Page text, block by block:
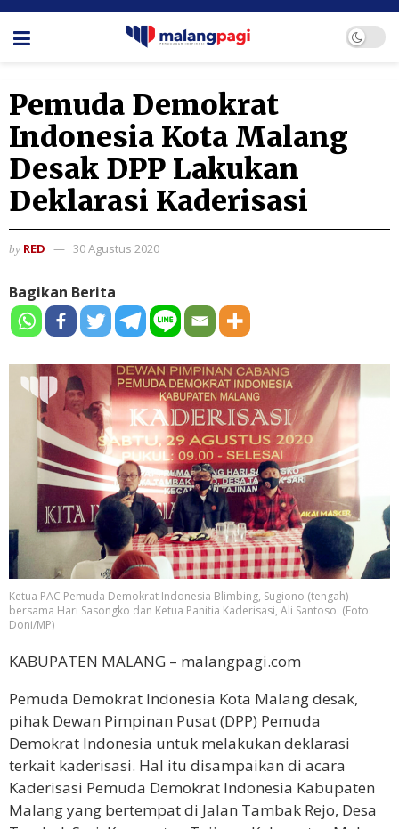
Pemuda Demokrat
Indonesia Kota Malang
Desak DPP Lakukan
Deklarasi Kaderisasi
by RED 30 Agustus 2020
Bagikan Berita
Ketua PAC Pemuda Demokrat Indonesia Blimbing, Sugiono (tengah)
bersama Hari Sasongko dan Ketua Panitia Kaderisasi, Ali Santoso. (Foto:
Doni/MP)
KABUPATEN MALANG – malangpagi.com
Pemuda Demokrat Indonesia Kota Malang desak,
pihak Dewan Pimpinan Pusat (DPP) Pemuda
Demokrat Indonesia untuk melakukan deklarasi
terkait kaderisasi. Hal itu disampaikan di acara
Kaderisasi Pemuda Demokrat Indonesia Kabupaten
Malang yang bertempat di Jalan Tambak Rejo, Desa